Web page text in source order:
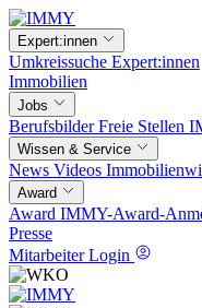
Expert:innen
Umkreissuche Expert:innen
Immobilien
Jobs
BerufsbilderFreie Stellen
Wissen & Service
News Videos
Award
Award IMMY-Award-
Presse
Mitarbeiter Login